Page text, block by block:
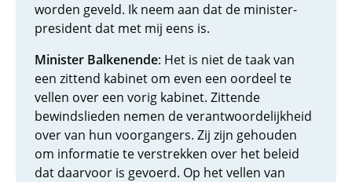
worden geveld. Ik neem aan dat de minister-
president dat met mij eens is.
Minister Balkenende: Het is niet de taak van
een zittend kabinet om even een oordeel te
vellen over een vorig kabinet. Zittende
bewindslieden nemen de verantwoordelijkheid
over van hun voorgangers. Zij zijn gehouden
om informatie te verstrekken over het beleid
dat daarvoor is gevoerd. Op het vellen van